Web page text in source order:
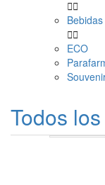

Bebidas

ECO
Todos